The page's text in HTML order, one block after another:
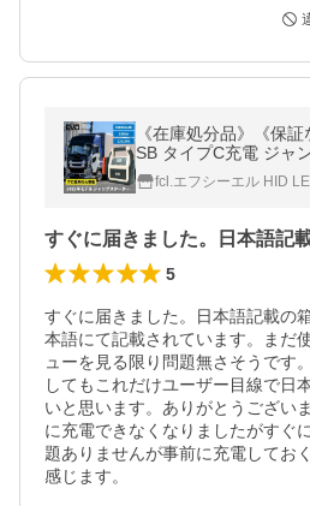
《在庫処分品》《保
SB タイプC充電 ジャ
POWER EVO 正規店
2000mAh 大型トラッ
fcl.エフシーエル HID
5
すぐに届きました。日本語記載の
本語にて記載されています。まだ
ューを見る限り問題無さそうです
してもこれだけユーザー目線で日
いと思います。ありがとうござい
に充電できなくなりましたがすぐ
題ありませんが事前に充電してお
感じます。